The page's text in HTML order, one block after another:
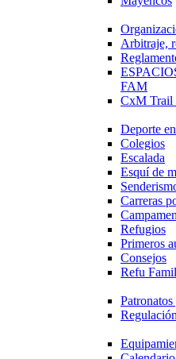
Arbitraje,
FAM
CxM
Deporte
Colegios
Escalada
Esquí de
Carreras
Refugios
Primeros
Consejos
Refu